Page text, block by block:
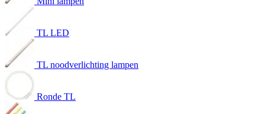
TL LED
TL noodverlichting lampen
Ronde TL